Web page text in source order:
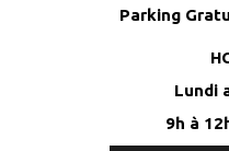
Parking
Lundi
9h à